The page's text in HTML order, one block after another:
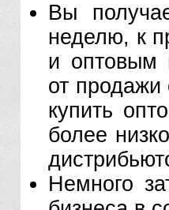
Вы
неделю, к
и оптовым
от
купить
более
Немного